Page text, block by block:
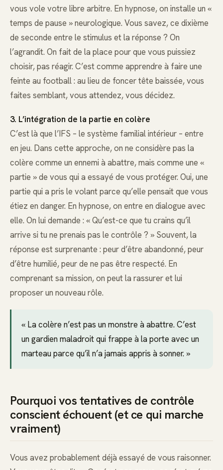
vous vole votre libre arbitre. En hypnose, on installe un «
temps de pause » neurologique. Vous savez, ce dixième
de seconde entre le stimulus et la réponse ? On
l’agrandit. On fait de la place pour que vous puissiez
choisir, pas réagir. C’est comme apprendre à faire une
feinte au football : au lieu de foncer tête baissée, vous
faites semblant, vous attendez, vous décidez.
3. L’intégration de la partie en colère
C’est là que l’IFS – le système familial intérieur – entre
en jeu. Dans cette approche, on ne considère pas la
colère comme un ennemi à abattre, mais comme une «
partie » de vous qui a essayé de vous protéger. Oui, une
partie qui a pris le volant parce qu’elle pensait que vous
étiez en danger. En hypnose, on entre en dialogue avec
elle. On lui demande : « Qu’est-ce que tu crains qu’il
arrive si tu ne prenais pas le contrôle ? » Souvent, la
réponse est surprenante : peur d’être abandonné, peur
d’être humilié, peur de ne pas être respecté. En
comprenant sa mission, on peut la rassurer et lui
proposer un nouveau rôle.
« La colère n’est pas un monstre à abattre. C’est
un gardien maladroit qui frappe à la porte avec un
marteau parce qu’il n’a jamais appris à sonner. »
Pourquoi vos tentatives de contrôle
conscient échouent (et ce qui marche
vraiment)
Vous avez probablement déjà essayé de vous raisonner.